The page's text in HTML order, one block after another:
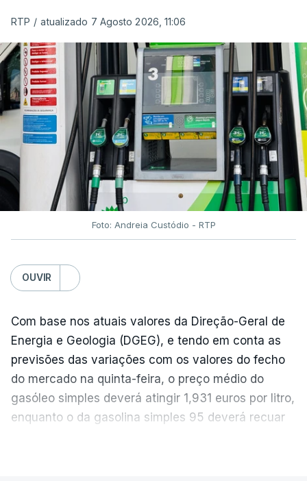
RTP / atualizado 7 Agosto 2026, 11:06
Foto: Andreia Custódio - RTP
OUVIR
Com base nos atuais valores da Direção-Geral de
Energia e Geologia (DGEG), e tendo em conta as
previsões das variações com os valores do fecho
do mercado na quinta-feira, o preço médio do
gasóleo simples deverá atingir 1,931 euros por litro,
enquanto o da gasolina simples 95 deverá recuar